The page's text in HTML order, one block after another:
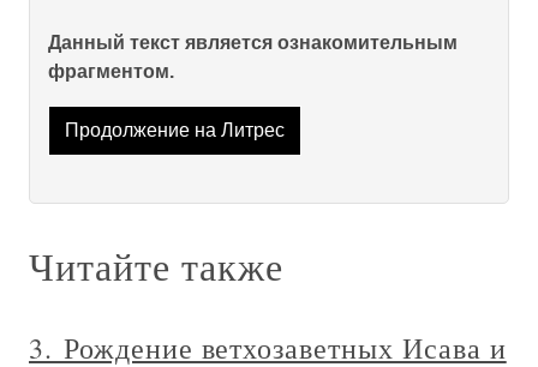
Данный текст является ознакомительным
фрагментом.
Продолжение на Литрес
Читайте также
3. Рождение ветхозаветных Исава и